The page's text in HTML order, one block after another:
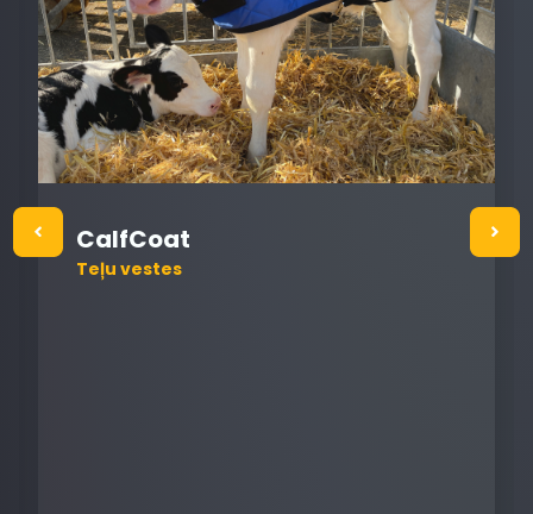
CalfCoat
Teļu vestes